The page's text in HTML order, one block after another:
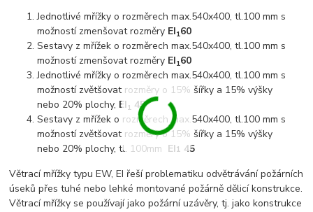
Jednotlivé mřížky o rozměrech max.540x400, tl.100 mm s
možností zmenšovat rozměry EI160
Sestavy z mřížek o rozměrech max.540x400, tl.100 mm s
možností zmenšovat rozměry EI160
Jednotlivé mřížky o rozměrech max.540x400, tl.100 mm s
možností zvětšovat rozměry o 15% šířky a 15% výšky
nebo 20% plochy, EI1 45
Sestavy z mřížek o rozměrech max.540x400, tl.100 mm s
možností zvětšovat rozměry o 15% šířky a 15% výšky
nebo 20% plochy, tl. 100mm EI1 45
Větrací mřížky typu EW, EI řeší problematiku odvětrávání požárních
úseků přes tuhé nebo lehké montované požárně dělicí konstrukce.
Větrací mřížky se používají jako požární uzávěry, tj. jako konstrukce